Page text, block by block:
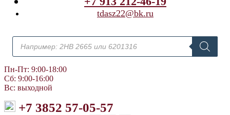
tdasz22@bk.ru
Поиск
товаров
Пн-Пт: 9:00-18:00
Сб: 9:00-16:00
Вс: выходной
+7 3852 57-05-57